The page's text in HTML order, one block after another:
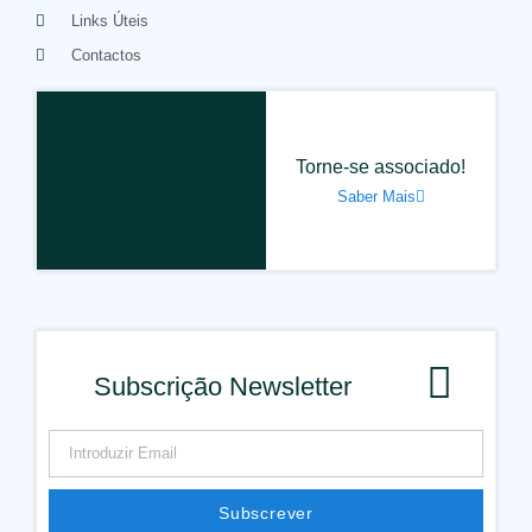
Links Úteis
Contactos
Torne-se associado!
Saber Mais
Subscrição Newsletter
Subscrever